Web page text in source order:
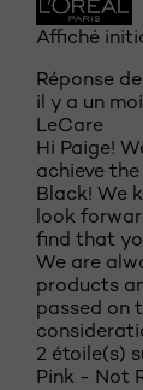
Affiché
Réponse
il y a un
LeCare
Hi Paige!
achieve
Black! We
look
find that
We are
products
passed on
2 étoile(s)
Pink - Not